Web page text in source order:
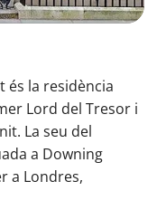
és la residència
Lord del Tresor i
La seu del
a Downing
a Londres,